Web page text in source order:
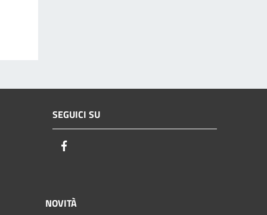
SEGUICI SU
NOVITÀ